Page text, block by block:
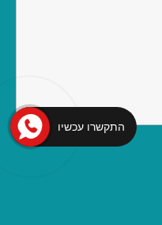
התקשרו עכשיו